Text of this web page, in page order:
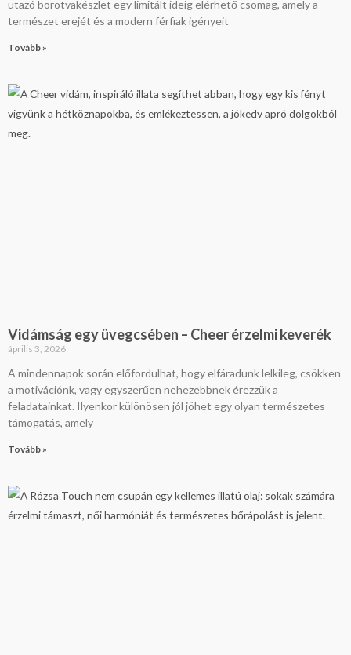
utazó borotvakészlet egy limitált ideig elérhető csomag, amely a
természet erejét és a modern férfiak igényeit
Tovább »
Vidámság egy üvegcsében – Cheer érzelmi keverék
április 3, 2026
A mindennapok során előfordulhat, hogy elfáradunk lelkileg, csökken
a motivációnk, vagy egyszerűen nehezebbnek érezzük a
feladatainkat. Ilyenkor különösen jól jöhet egy olyan természetes
támogatás, amely
Tovább »